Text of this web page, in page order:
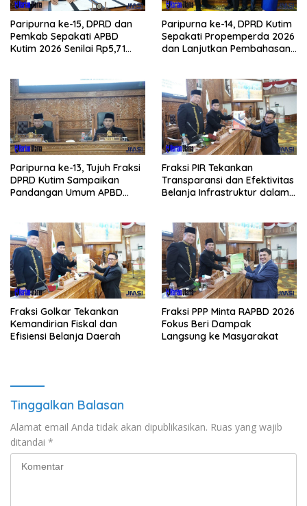
Paripurna ke-15, DPRD dan
Pemkab Sepakati APBD
Kutim 2026 Senilai Rp5,71
Paripurna ke-14, DPRD Kutim
Sepakati Propemperda 2026
dan Lanjutkan Pembahasan
Paripurna ke-13, Tujuh Fraksi
DPRD Kutim Sampaikan
Pandangan Umum APBD
Fraksi PIR Tekankan
Transparansi dan Efektivitas
Belanja Infrastruktur dalam
Fraksi Golkar Tekankan
Kemandirian Fiskal dan
Efisiensi Belanja Daerah
Fraksi PPP Minta RAPBD 2026
Fokus Beri Dampak
Langsung ke Masyarakat
Tinggalkan Balasan
Alamat email Anda tidak akan dipublikasikan. Ruas yang wajib
ditandai *